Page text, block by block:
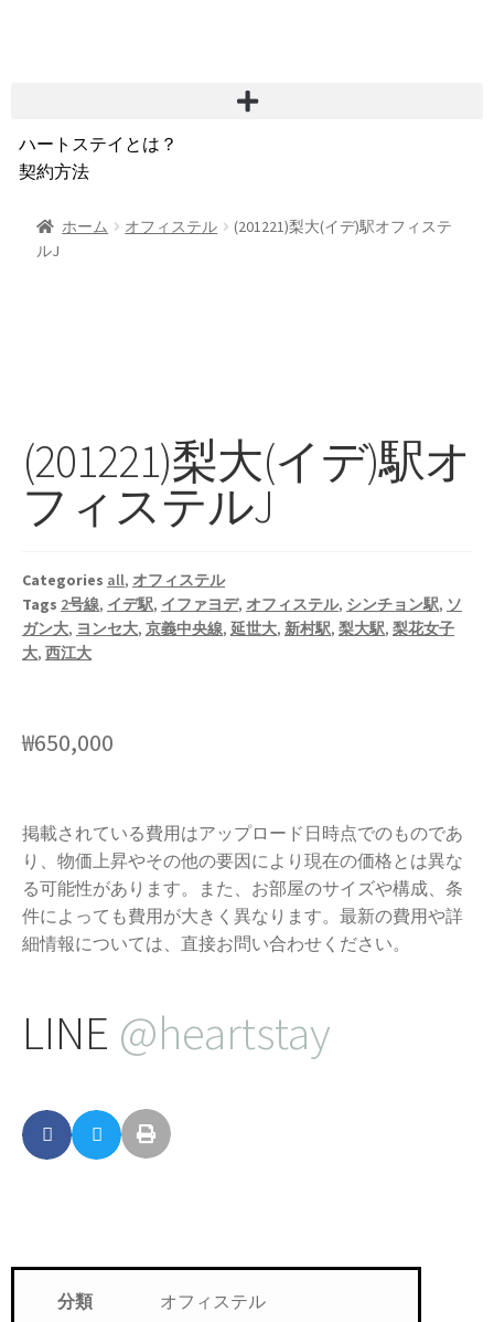
ハートステイとは？
契約方法
サービス費用
よくある質問
ホーム オフィステル
(201221)梨大(イデ)駅オフィステ
ルJ
(201221)梨大(イデ)駅オ
フィステルJ
Categories all, オフィステル
Tags 2号線, イデ駅, イファヨデ, オフィステル, シンチョン駅, ソ
ガン大, ヨンセ大, 京義中央線, 延世大, 新村駅, 梨大駅, 梨花女子
大, 西江大
₩650,000
掲載されている費用はアップロード日時点でのものであ
り、物価上昇やその他の要因により現在の価格とは異な
る可能性があります。また、お部屋のサイズや構成、条
件によっても費用が大きく異なります。最新の費用や詳
細情報については、直接お問い合わせください。
LINE @heartstay
分類 オフィステル